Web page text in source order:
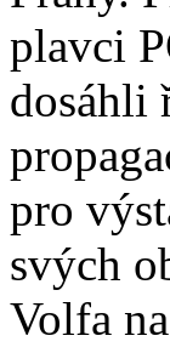
plavci
dosáhli
pro
svých
Volfa